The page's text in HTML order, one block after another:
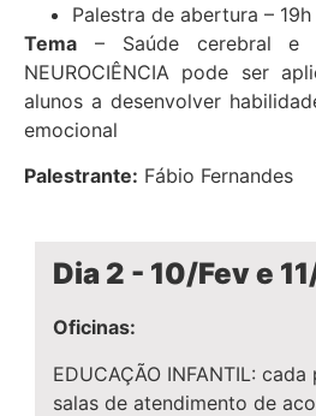
Palestra de abertura – 19h
Tema – Saúde cerebral e
NEUROCIÊNCIA pode ser
alunos a desenvolver
emocional
Palestrante: Fábio Fernandes
Dia 2 - 10/Fev e
Oficinas:
EDUCAÇÃO INFANTIL:
salas de atendimento de